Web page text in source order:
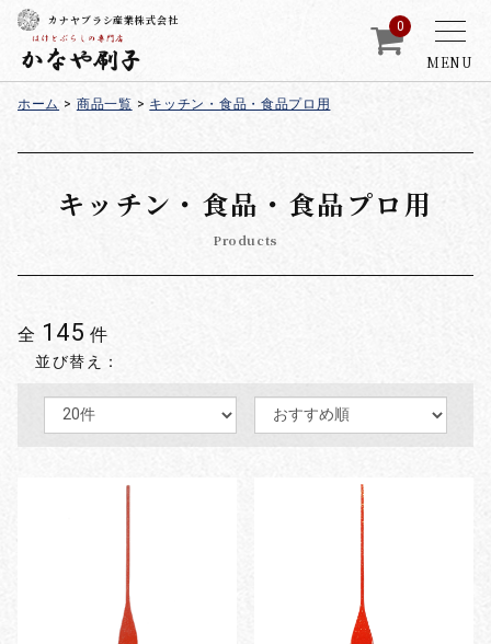
MENU
カナヤブラシ産業株式会社 0
ホーム > 商品一覧 > キッチン・食品・食品プロ用
キッチン・食品・食品プロ用
Products
全 145 件
並び替え：